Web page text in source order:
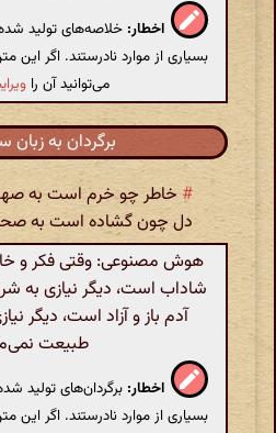
اخطار: خلاصه‌های تولید
بسیاری از موارد نادرستند. اگر
می‌توانید آن را
برگردان به زبان
# خاطر چو خرم است به
دل چون گشاده است به
هوش مصنوعی: وقتی فکر و
شاداب است، دیگر نیازی به
آدم باز و آزاد است، دیگر
طبیعت
اخطار: برگردان‌های
بسیاری از موارد نادرستند. اگر